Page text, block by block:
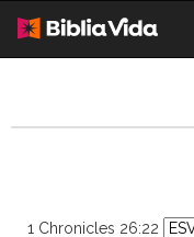
1 Chronicles 26:22